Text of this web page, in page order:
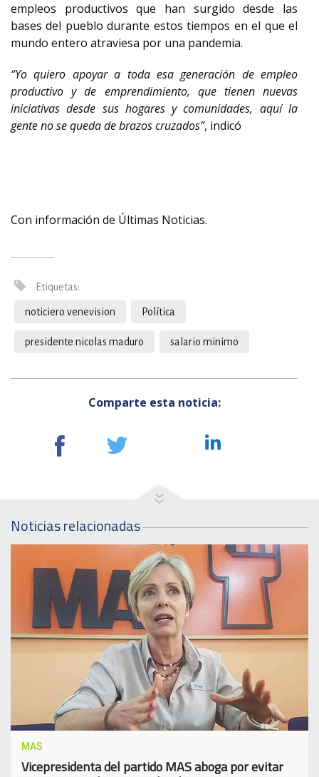
empleos productivos que han surgido desde las
bases del pueblo durante estos tiempos en el que el
mundo entero atraviesa por una pandemia.
“Yo quiero apoyar a toda esa generación de empleo
productivo y de emprendimiento, que tienen nuevas
iniciativas desde sus hogares y comunidades, aquí la
gente no se queda de brazos cruzados”, indicó
Con información de Últimas Noticias.
Etiquetas:
noticiero venevision Política
presidente nicolas maduro salario minimo
Comparte esta noticia:
Noticias relacionadas
MAS
Vicepresidenta del partido MAS aboga por evitar